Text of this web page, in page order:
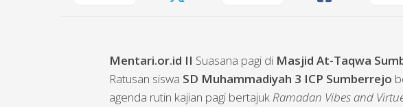
Mentari.or.id II Suasana pagi di Masjid At-Taqwa
Ratusan siswa SD Muhammadiyah 3 ICP Sumberrejo
agenda rutin kajian pagi bertajuk Ramadan Vibes and